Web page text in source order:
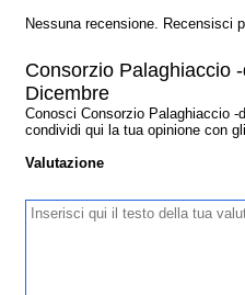
Nessuna recensione. Recensisci
Consorzio Palaghiaccio
Dicembre
Conosci Consorzio Palaghiaccio
condividi qui la tua opinione con
Valutazione